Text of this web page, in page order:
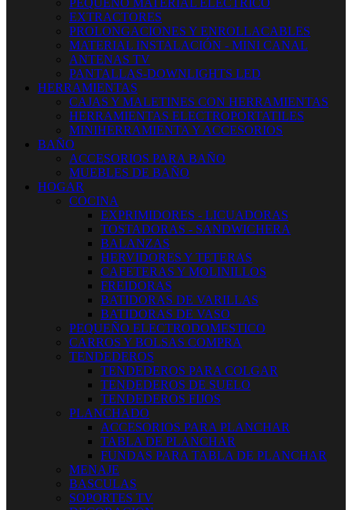
PEQUEÑO MATERIAL ELECTRICO
EXTRACTORES
PROLONGACIONES Y ENROLLACABLES
MATERIAL INSTALACIÓN - MINI CANAL
ANTENAS TV
PANTALLAS-DOWNLIGHTS LED
HERRAMIENTAS
CAJAS Y MALETINES CON HERRAMIENTAS
HERRAMIENTAS ELECTROPORTATILES
MINIHERRAMIENTA Y ACCESORIOS
BAÑO
ACCESORIOS PARA BAÑO
MUEBLES DE BAÑO
HOGAR
COCINA
EXPRIMIDORES - LICUADORAS
TOSTADORAS - SANDWICHERA
BALANZAS
HERVIDORES Y TETERAS
CAFETERAS Y MOLINILLOS
FREIDORAS
BATIDORAS DE VARILLAS
BATIDORAS DE VASO
PEQUEÑO ELECTRODOMESTICO
CARROS Y BOLSAS COMPRA
TENDEDEROS
TENDEDEROS PARA COLGAR
TENDEDEROS DE SUELO
TENDEDEROS FIJOS
PLANCHADO
ACCESORIOS PARA PLANCHAR
TABLA DE PLANCHAR
FUNDAS PARA TABLA DE PLANCHAR
MENAJE
BASCULAS
SOPORTES TV